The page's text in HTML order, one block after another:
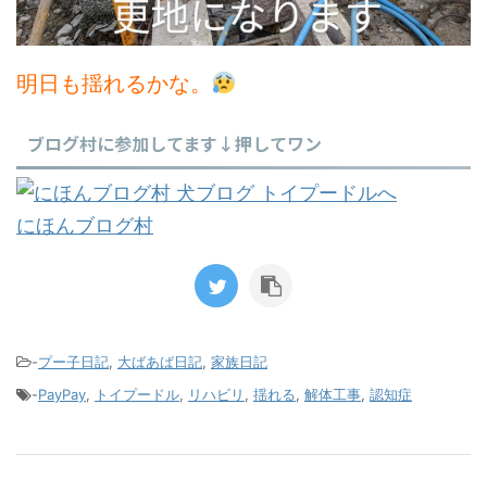
明日も揺れるかな。
ブログ村に参加してます↓押してワン
にほんブログ村
-プー子日記, 大ばあば日記, 家族日記
-PayPay, トイプードル, リハビリ , 揺れる, 解体工事, 認知症